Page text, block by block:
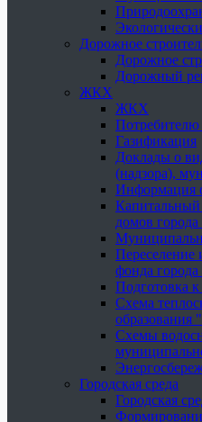
Дорожное
Дорожное
Дорожный
ЖКХ
ЖКХ
Газификация
Доклады о
(надзора),
Информация
домов
Переселение
фонда
Подготовка
Схема
образования
Схемы
Городская среда
Городская